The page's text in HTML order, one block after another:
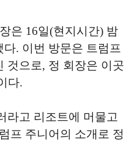
은 16일(현지시간) 밤
. 이번 방문은 트럼프
것으로, 정 회장은 이곳
다.
라고 리조트에 머물고
프 주니어의 소개로 정